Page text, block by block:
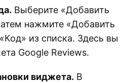
Выберите «Добавить
нажмите «Добавить
из списка. Здесь вы
Google Reviews.
виджета. В